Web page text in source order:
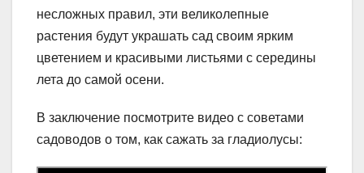
несложных правил, эти великолепные
растения будут украшать сад своим ярким
цветением и красивыми листьями с середины
лета до самой осени.
В заключение посмотрите видео с советами
садоводов о том, как сажать за гладиолусы: